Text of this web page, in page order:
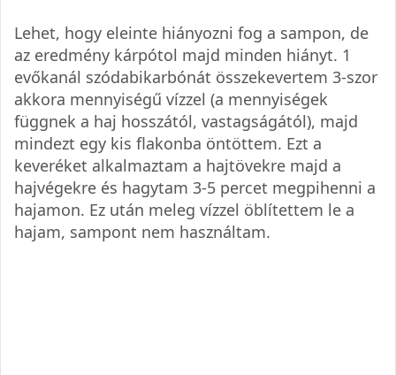
Lehet, hogy eleinte hiányozni fog a sampon, de
az eredmény kárpótol majd minden hiányt. 1
evőkanál szódabikarbónát összekevertem 3-szor
akkora mennyiségű vízzel (a mennyiségek
függnek a haj hosszától, vastagságától), majd
mindezt egy kis flakonba öntöttem. Ezt a
keveréket alkalmaztam a hajtövekre majd a
hajvégekre és hagytam 3-5 percet megpihenni a
hajamon. Ez után meleg vízzel öblítettem le a
hajam, sampont nem használtam.